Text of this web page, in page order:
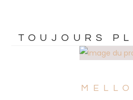
TOUJOURS